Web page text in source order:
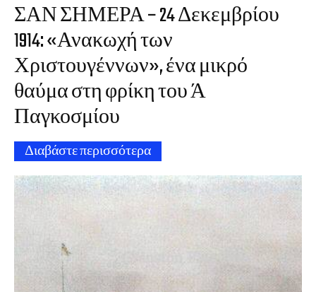
ΣΑΝ ΣΗΜΕΡΑ – 24 Δεκεμβρίου
1914: «Ανακωχή των
Χριστουγέννων», ένα μικρό
θαύμα στη φρίκη του Ά
Παγκοσμίου
Διαβάστε περισσότερα